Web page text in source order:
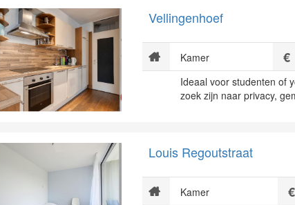
Vellingenhoef
Kamer
Ideaal voor studenten of
zoek zijn naar privacy,
Louis Regoutstraat
Kamer